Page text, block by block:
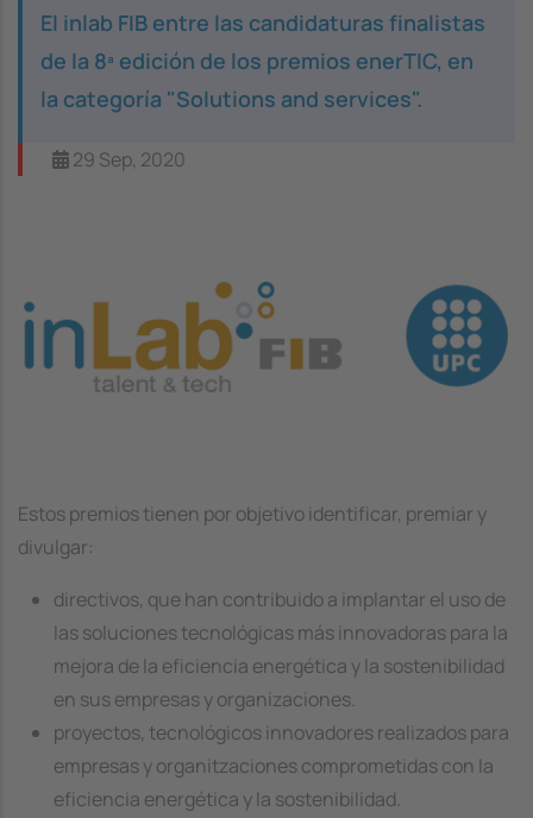
El inlab FIB entre las candidaturas finalistas
de la 8ª edición de los premios enerTIC, en
la categoría "Solutions and services".
29 Sep, 2020
Estos premios tienen por objetivo identificar, premiar y
divulgar:
directivos, que han contribuido a implantar el uso de
las soluciones tecnológicas más innovadoras para la
mejora de la eficiencia energética y la sostenibilidad
en sus empresas y organizaciones.
proyectos, tecnológicos innovadores realizados para
empresas y organitzaciones comprometidas con la
eficiencia energética y la sostenibilidad.